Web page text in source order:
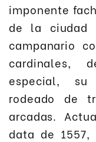
imponente
de la ciudad
campanario
cardinales,
especial,
rodeado de
arcadas.
data de